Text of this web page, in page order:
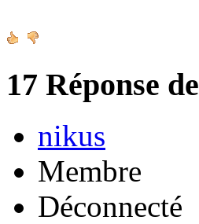
17 Réponse de
nikus
Membre
Déconnecté